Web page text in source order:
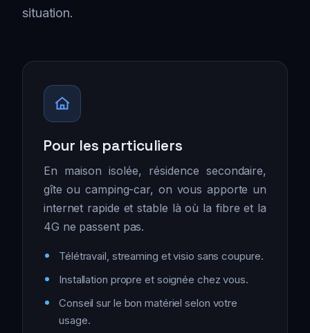
situation.
Pour les particuliers
En maison isolée, résidence secondaire,
gîte ou camping-car, on vous apporte un
internet rapide et stable là où la fibre et la
4G ne passent pas.
Télétravail, streaming et visio sans coupure.
Installation propre et soignée chez vous.
Conseil sur le bon matériel selon votre
usage.